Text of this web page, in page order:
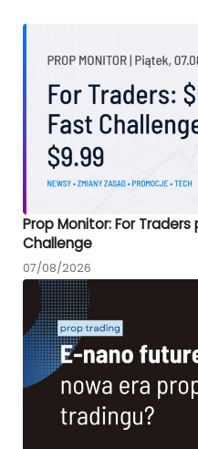
Prop Monitor: For
Challenge
07/08/2026